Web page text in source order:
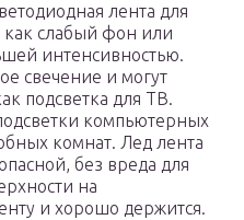
лента для
как слабый фон или
интенсивностью.
свечение и могут
подсветка для ТВ.
компьютерных
комнат. Лед лента
без вреда для
на
и хорошо держится.